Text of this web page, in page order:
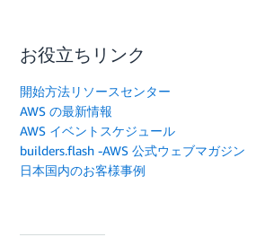
お役立ちリンク
開始方法リソースセンター
AWS の最新情報
AWS イベントスケジュール
builders.flash -AWS 公式ウェブマガジン
日本国内のお客様事例